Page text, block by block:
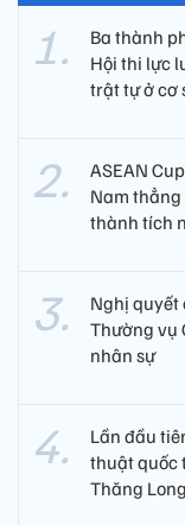
Ba thành
Hội thi lực
trật tự ở cơ
ASEAN
Nam
thành tích
Nghị quyết
Thường vụ
nhân sự
Lần đầu
thuật quốc
Thăng Long